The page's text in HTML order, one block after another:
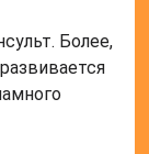
Более,